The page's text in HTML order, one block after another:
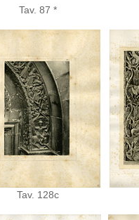
Tav. 87 *
Tav. 128c